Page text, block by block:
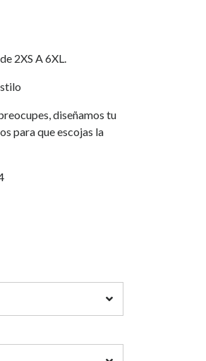
2XS A 6XL.
diseñamos tu
para que escojas la